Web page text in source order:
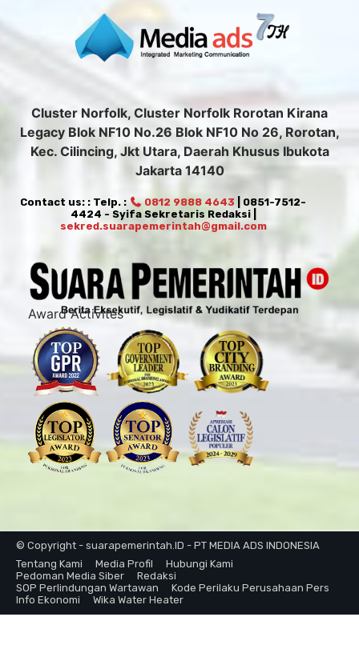
Cluster Norfolk, Cluster Norfolk Rorotan Kirana
Legacy Blok NF10 No.26 Blok NF10 No 26, Rorotan,
Kec. Cilincing, Jkt Utara, Daerah Khusus Ibukota
Jakarta 14140
Contact us: : Telp. : 0812 9888 4643 | 0851-7512-
4424 - Syifa Sekretaris Redaksi |
sekred.suarapemerintah@gmail.com
Award Activites
© Copyright - suarapemerintah.ID - PT MEDIA ADS INDONESIA
Tentang Kami
Media Profil
Hubungi Kami
Pedoman Media Siber
Redaksi
SOP Perlindungan Wartawan
Kode Perilaku Perusahaan Pers
Info Ekonomi
Wika Water Heater